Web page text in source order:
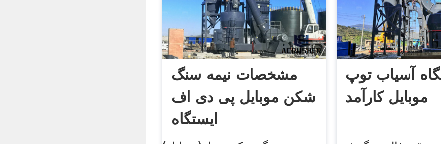
مشخصات نیمه سنگ
شکن موبایل پی دی اف
ایستگاه
آسیاب توپ
موبایل کارآمد